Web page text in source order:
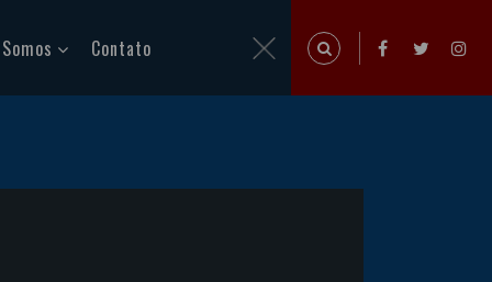
Contato